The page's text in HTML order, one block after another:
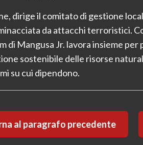
dirige il comitato di gestione
da attacchi terroristici.
di Mangusa Jr. lavora insieme
sostenibile delle risorse
su cui dipendono.
al paragrafo precedente